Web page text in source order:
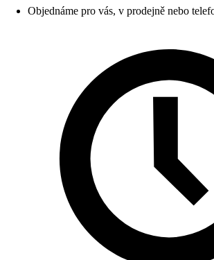
Objednáme pro vás, v prodejně nebo